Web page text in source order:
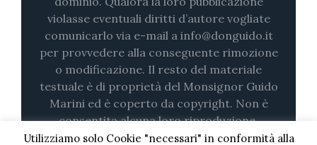
violasse eventuali diritti d’autore vogliate
comunicarlo via e-mail a info@donguido.it
per provvedere alla conseguente rimozione
o modificazione. Il resto del materiale
testuale è di proprietà del Monsignor Guido
Marini ed è coperto da copyright. Non è
consentita alcuna loro riproduzione,
nemmeno parziale (su stampa o in digitale)
Utilizziamo solo Cookie "necessari" in conformità alla